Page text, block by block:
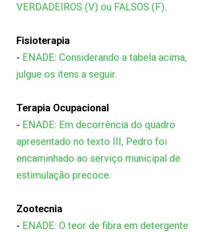
VERDADEIROS (V) ou FALSOS (F).
Fisioterapia
- ENADE: Considerando a tabela acima,
julgue os itens a seguir.
Terapia Ocupacional
- ENADE: Em decorrência do quadro
apresentado no texto III, Pedro foi
encaminhado ao serviço municipal de
estimulação precoce.
Zootecnia
- ENADE: O teor de fibra em detergente